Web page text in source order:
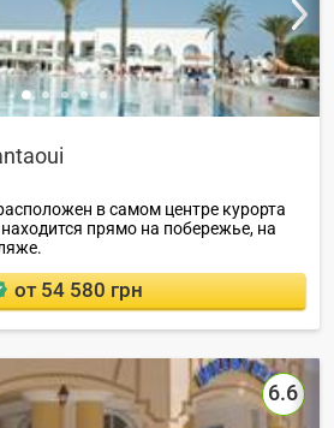
в самом центре курорта
прямо на побережье, на
от 54 580 грн
6.6